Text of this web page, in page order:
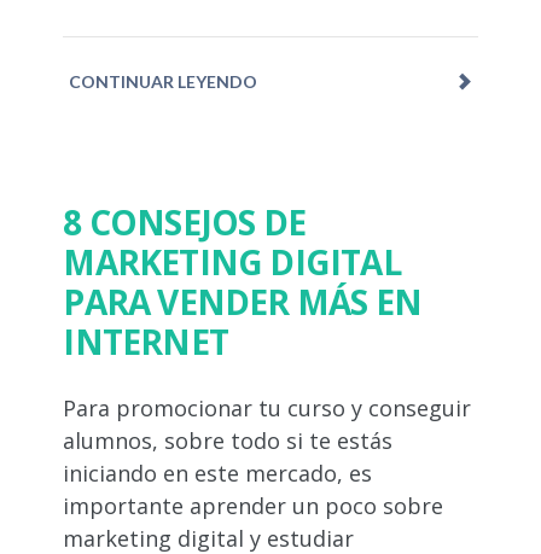
CONTINUAR LEYENDO
8 CONSEJOS DE
MARKETING DIGITAL
PARA VENDER MÁS EN
INTERNET
Para promocionar tu curso y conseguir
alumnos, sobre todo si te estás
iniciando en este mercado, es
importante aprender un poco sobre
marketing digital y estudiar